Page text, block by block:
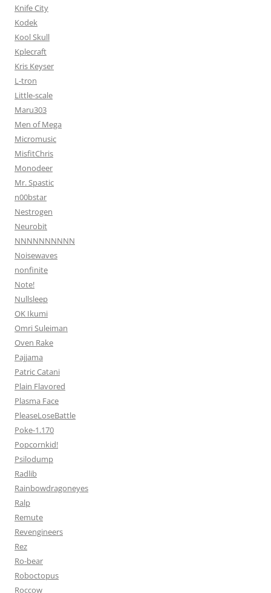
Knife City
Kodek
Kool Skull
Kplecraft
Kris Keyser
L-tron
Little-scale
Maru303
Men of Mega
Micromusic
MisfitChris
Monodeer
Mr. Spastic
n00bstar
Nestrogen
Neurobit
NNNNNNNNNN
Noisewaves
nonfinite
Note!
Nullsleep
OK Ikumi
Omri Suleiman
Oven Rake
Pajjama
Patric Catani
Plain Flavored
Plasma Face
PleaseLoseBattle
Poke-1.170
Popcornkid!
Psilodump
Radlib
Rainbowdragoneyes
Ralp
Remute
Revengineers
Rez
Ro-bear
Roboctopus
Roccow